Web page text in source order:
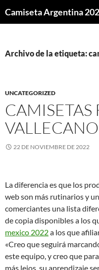
Camiseta Argentina
Archivo de la etiqueta:
UNCATEGORIZED
CAMISETAS
22 DE NOVIEMBRE DE 2022
La diferencia es que los
web son más rutinarios y
comerciantes una lista
de copia disponibles a los
mexico 2022a los que
«Creo que seguirá
este equipo, y creo que
más lejos, su aprendizaje